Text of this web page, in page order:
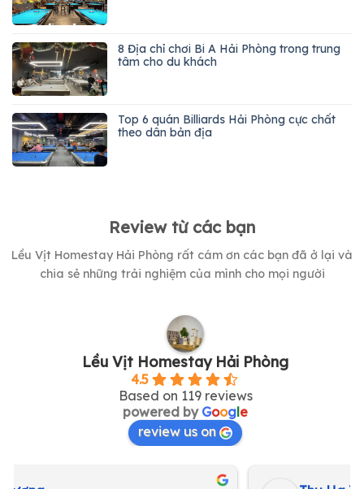
8 Địa chỉ chơi Bi A Hải Phòng trong trung
tâm cho du khách
Top 6 quán Billiards Hải Phòng cực chất
theo dân bản địa
Review từ các bạn
Lều Vịt Homestay Hải Phòng rất cám ơn các bạn đã ở lại và
chia sẻ những trải nghiệm của mình cho mọi người
Lều Vịt Homestay Hải Phòng
4.5
Based on 119 reviews
powered by Google
review us on